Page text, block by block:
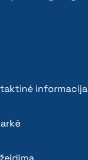
informacija